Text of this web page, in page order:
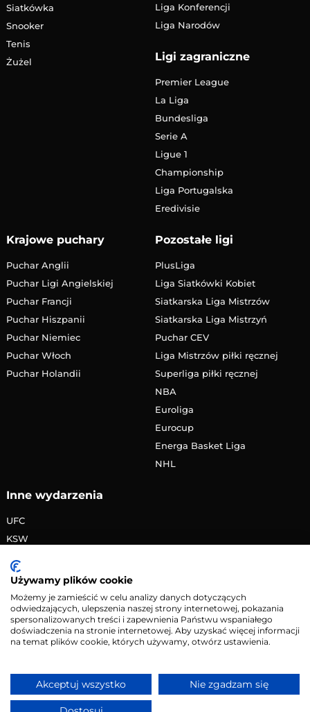
Siatkówka
Snooker
Tenis
Żużel
Liga Konferencji
Liga Narodów
Ligi zagraniczne
Premier League
La Liga
Bundesliga
Serie A
Ligue 1
Championship
Liga Portugalska
Eredivisie
Krajowe puchary
Puchar Anglii
Puchar Ligi Angielskiej
Puchar Francji
Puchar Hiszpanii
Puchar Niemiec
Puchar Włoch
Puchar Holandii
Pozostałe ligi
PlusLiga
Liga Siatkówki Kobiet
Siatkarska Liga Mistrzów
Siatkarska Liga Mistrzyń
Puchar CEV
Liga Mistrzów piłki ręcznej
Superliga piłki ręcznej
NBA
Euroliga
Eurocup
Energa Basket Liga
NHL
Inne wydarzenia
UFC
KSW
PRIME MMA
Żużlowa Ekstraliga
Speedway Grand Prix
Skoki narciarskie
Kontakt•Reklama• Polityka prywatności
Używamy plików cookie
Możemy je zamieścić w celu analizy danych dotyczących
odwiedzających, ulepszenia naszej strony internetowej, pokazania
spersonalizowanych treści i zapewnienia Państwu wspaniałego
doświadczenia na stronie internetowej. Aby uzyskać więcej informacji
na temat plików cookie, których używamy, otwórz ustawienia.
Akceptuj wszystko Nie zgadzam się